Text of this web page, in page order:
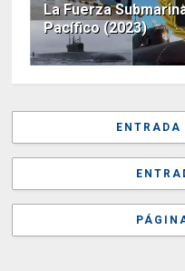
La Fuerza
Pacífico (2023)